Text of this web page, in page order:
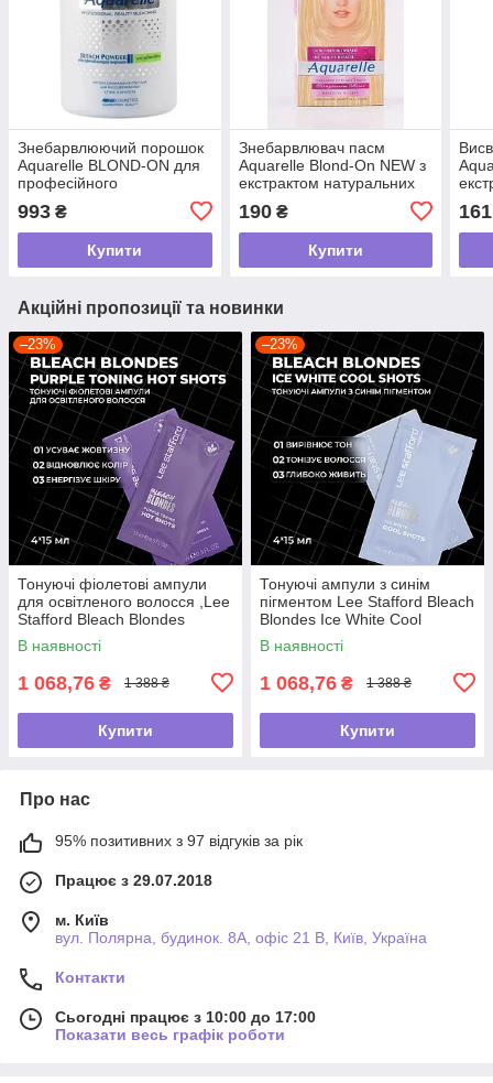
Знебарвлюючий порошок
Aquarelle BLOND-ON для
професійного
993 ₴
Купити
Знебарвлювач пасм
Aquarelle Blond-On NEW з
екстрактом натуральних
190₴
Купити
161
Акційні пропозиції та новинки
–23%
Тонуючі фіолетові ампули
для освітленого волосся ,Lee
Stafford Bleach Blondes
Purple Toning Hot Shots ,4 x
15
В наявності
1 068,76 ₴ 1 388 ₴
Купити
–23%
Тонуючі ампули з синім
пігментом Lee Stafford Bleach
Blondes Ice White Cool
Shots,4 x 15мл
В наявності
1 068,76 ₴ 1 388 ₴
Купити
Про нас
95% позитивних з 97 відгуків за рік
Працює з 29.07.2018
м. Київ
вул. Полярна, будинок. 8А, офіс 21 В, Київ, Україна
Контакти
Сьогодні працює з 10:00 до 17:00
Показати весь графік роботи